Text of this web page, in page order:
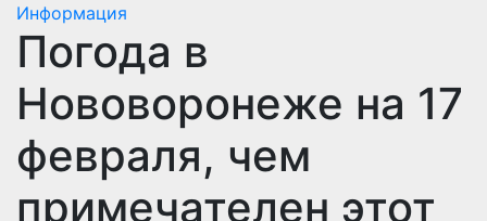
Информация
Погода в
Нововоронеже на 17
февраля, чем
примечателен этот